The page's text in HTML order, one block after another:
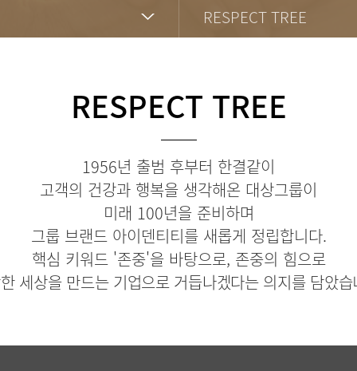
RESPECT TREE
RESPECT TREE
1956년 출범 후부터 한결같이
고객의 건강과 행복을 생각해온 대상그룹이
미래 100년을 준비하며
그룹 브랜드 아이덴티티를 새롭게 정립합니다.
핵심 키워드 '존중'을 바탕으로, 존중의 힘으로
세상을 만드는 기업으로 거듭나겠다는 의지를 담았습